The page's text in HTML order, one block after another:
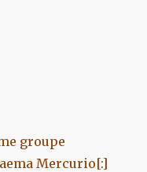
groupe
Mercurio[:]